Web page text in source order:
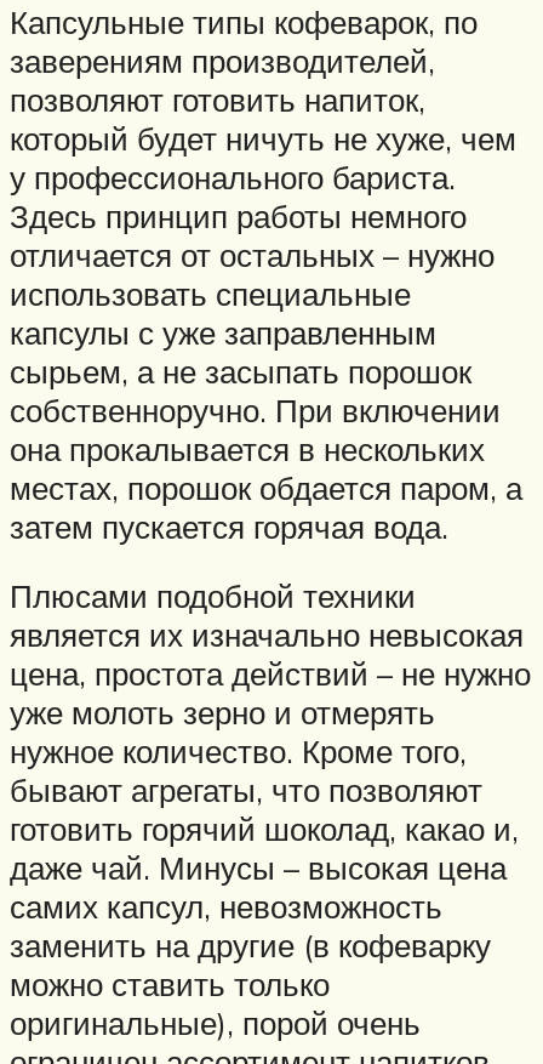
Капсульные типы кофеварок, по
заверениям производителей,
позволяют готовить напиток,
который будет ничуть не хуже, чем
у профессионального бариста.
Здесь принцип работы немного
отличается от остальных – нужно
использовать специальные
капсулы с уже заправленным
сырьем, а не засыпать порошок
собственноручно. При включении
она прокалывается в нескольких
местах, порошок обдается паром, а
затем пускается горячая вода.
Плюсами подобной техники
является их изначально невысокая
цена, простота действий – не нужно
уже молоть зерно и отмерять
нужное количество. Кроме того,
бывают агрегаты, что позволяют
готовить горячий шоколад, какао и,
даже чай. Минусы – высокая цена
самих капсул, невозможность
заменить на другие (в кофеварку
можно ставить только
оригинальные), порой очень